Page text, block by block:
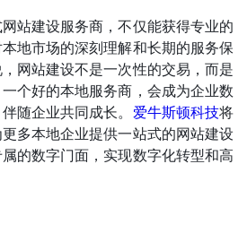
站建设服务商，不仅能获得专业的
地市场的深刻理解和长期的服务保
网站建设不是一次性的交易，而是
个好的本地服务商，会成为企业数
随企业共同成长。 爱牛斯顿科技将
多本地企业提供一站式的网站建设
的数字门面，实现数字化转型和高